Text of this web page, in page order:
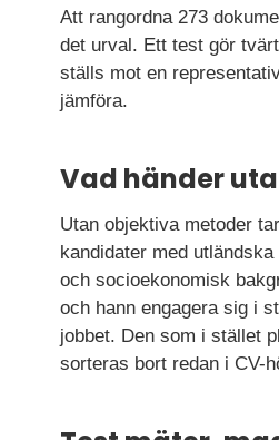
Att rangordna 273
det urval. Ett test gör
ställs mot en
jämföra.
Vad händer
Utan objektiva metoder
kandidater med
och socioekonomisk
och hann engagera sig i
jobbet. Den som i stället
sorteras bort redan i CV-